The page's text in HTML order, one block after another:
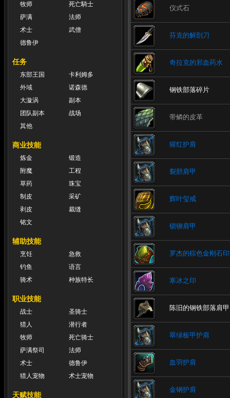
牧师
死亡騎士
萨满
法师
术士
武僧
德鲁伊
任务
东部王国
卡利姆多
外域
诺森德
大漩涡
副本
团队副本
战场
其他
商业技能
炼金
锻造
附魔
工程
草药
珠宝
制皮
采矿
剥皮
裁缝
铭文
辅助技能
烹饪
急救
钓鱼
语言
骑术
种族特长
职业技能
战士
圣骑士
猎人
潜行者
牧师
死亡骑士
萨满祭司
法师
术士
德鲁伊
猎人宠物
术士宠物
天赋技能
仪式石
芬克的解剖刀
奇拉克的邪血药水
钢铁部落碎片
带鳞的皮革
猩红护肩
裂胆肩甲
辉叶玺戒
锁铆肩甲
罗杰的棕色金刚石
寒冰之印
陈旧的钢铁部落肩甲
翠绿板甲护肩
血羽护肩
金钢护肩